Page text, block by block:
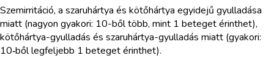
Szemirritáció, a szaruhártya és kötőhártya egyidejű gyulladása
miatt (nagyon gyakori: 10-ből több, mint 1 beteget érinthet),
kötőhártya-gyulladás és szaruhártya-gyulladás miatt (gyakori:
10‑ből legfeljebb 1 beteget érinthet).